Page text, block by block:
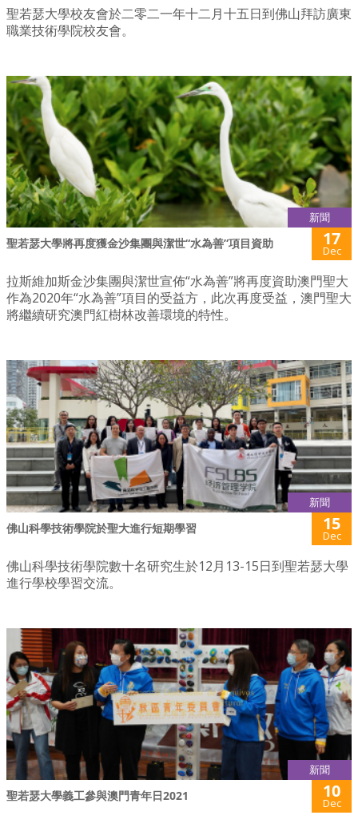
聖若瑟大學校友會於二零二一年十二月十五日到佛山拜訪廣東
職業技術學院校友會。
新聞
聖若瑟大學將再度獲金沙集團與潔世“水為善”項目資助 17
Dec
拉斯維加斯金沙集團與潔世宣佈“水為善”將再度資助澳門聖大
作為2020年“水為善”項目的受益方，此次再度受益，澳門聖大
將繼續研究澳門紅樹林改善環境的特性。
新聞
佛山科學技術學院於聖大進行短期學習 15
Dec
佛山科學技術學院數十名研究生於12月13-15日到聖若瑟大學
進行學校學習交流。
新聞
聖若瑟大學義工參與澳門青年日2021 10
Dec